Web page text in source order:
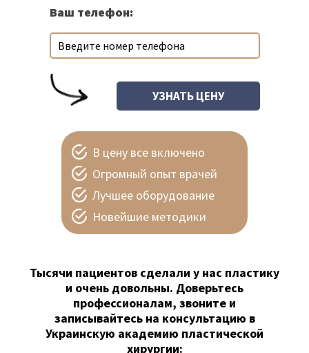
Ваш телефон:
В цену все включено
Огромный опыт врачей
Лучшее оборудование
Новейшие методики
Тысячи пациентов сделали у нас пластику
и очень довольны. Доверьтесь
профессионалам, звоните и
записывайтесь на консультацию в
Украинскую академию пластической
хирургии: